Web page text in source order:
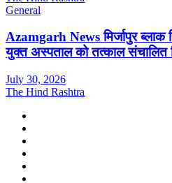
General
Azamgarh News मिर्जापुर ब्लाक
युक्त अस्पताल को तत्काल संचालित
July 30, 2026
The Hind Rashtra